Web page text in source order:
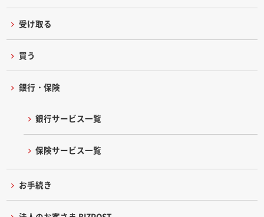
受け取る
買う
銀行・保険
銀行サービス一覧
保険サービス一覧
お手続き